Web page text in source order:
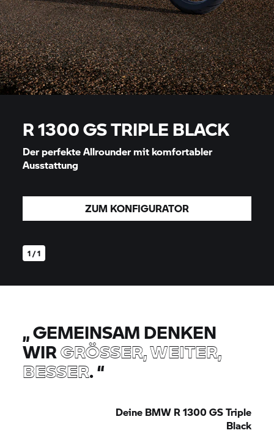
1 / 1
R 1300 GS TRIPLE BLACK
Der perfekte Allrounder mit komfortabler
Ausstattung
ZUM KONFIGURATOR
„GEMEINSAM DENKEN
WIRGRÖSSER, WEITER, B
ESSER .“
Deine BMW R 1300 GS Triple
Black